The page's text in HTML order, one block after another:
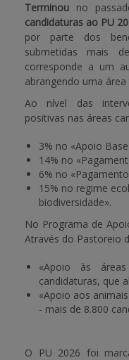
APOIO AO
Entrar / Registar
Terminou no
candidaturas ao PU
por parte dos
submetidas mais
corresponde a um
abrangendo uma
Ao nível das
positivas nas áreas
3% no «Apoio
14% no
6% no
15% no regime
biodiversidade».
No Programa de
Através do Pastoreio
«Apoio às
candidaturas, que
«Apoio aos
- mais de 8.800
O PU 2026 foi